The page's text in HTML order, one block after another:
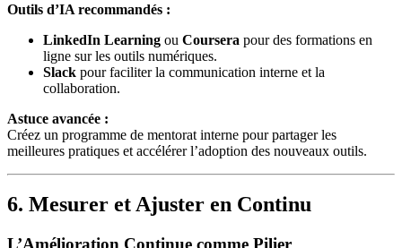
Outils d’IA recommandés :
LinkedIn Learning ou Coursera pour des formations en
ligne sur les outils numériques.
Slack pour faciliter la communication interne et la
collaboration.
Astuce avancée :
Créez un programme de mentorat interne pour partager les
meilleures pratiques et accélérer l’adoption des nouveaux outils.
6. Mesurer et Ajuster en Continu